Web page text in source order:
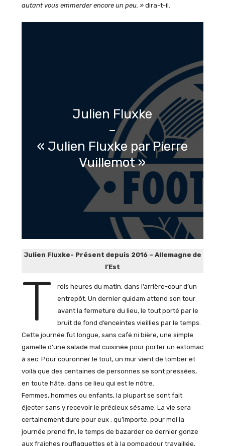
autant vous emmerder encore un peu. » dira-t-il.
Julien Fluxke
–
« Julien Fluxke par Pierre
Vuillemot »
Julien Fluxke- Présent depuis 2016 – Allemagne de
l’Est
T
rois heures du matin, dans l’arrière-cour d’un
entrepôt. Un dernier quidam attend son tour
avant la fermeture du lieu, le tout porté par le
bruit de fond d’enceintes vieillies par le temps.
Cette journée fut longue, sans café ni bière, une simple
gamelle d’une salade mal cuisinée pour porter un estomac
à sec. Pour couronner le tout, un mur vient de tomber et
voilà que des centaines de personnes se sont pressées,
en toute hâte, dans ce lieu qui est le nôtre.
Femmes, hommes ou enfants, la plupart se sont fait
éjecter sans y recevoir le précieux sésame. La vie sera
certainement dure pour eux ; qu’importe, pour moi la
journée prend fin, le temps de bazarder ce dernier gonze
aux fraîches rouflaquettes et à la pompadour travaillée,